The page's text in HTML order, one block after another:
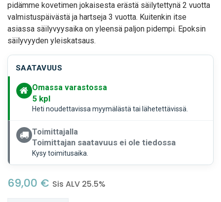
pidämme kovetimen jokaisesta erästä säilytettynä 2 vuotta
valmistuspäivästä ja hartseja 3 vuotta. Kuitenkin itse
asiassa säilyvyysaika on yleensä paljon pidempi. Epoksin
säilyvyyden yleiskatsaus.
SAATAVUUS
Omassa varastossa
5 kpl
Heti noudettavissa myymälästä tai lähetettävissä.
Toimittajalla
Toimittajan saatavuus ei ole tiedossa
Kysy toimitusaika.
69,00 € Sis ALV 25.5%